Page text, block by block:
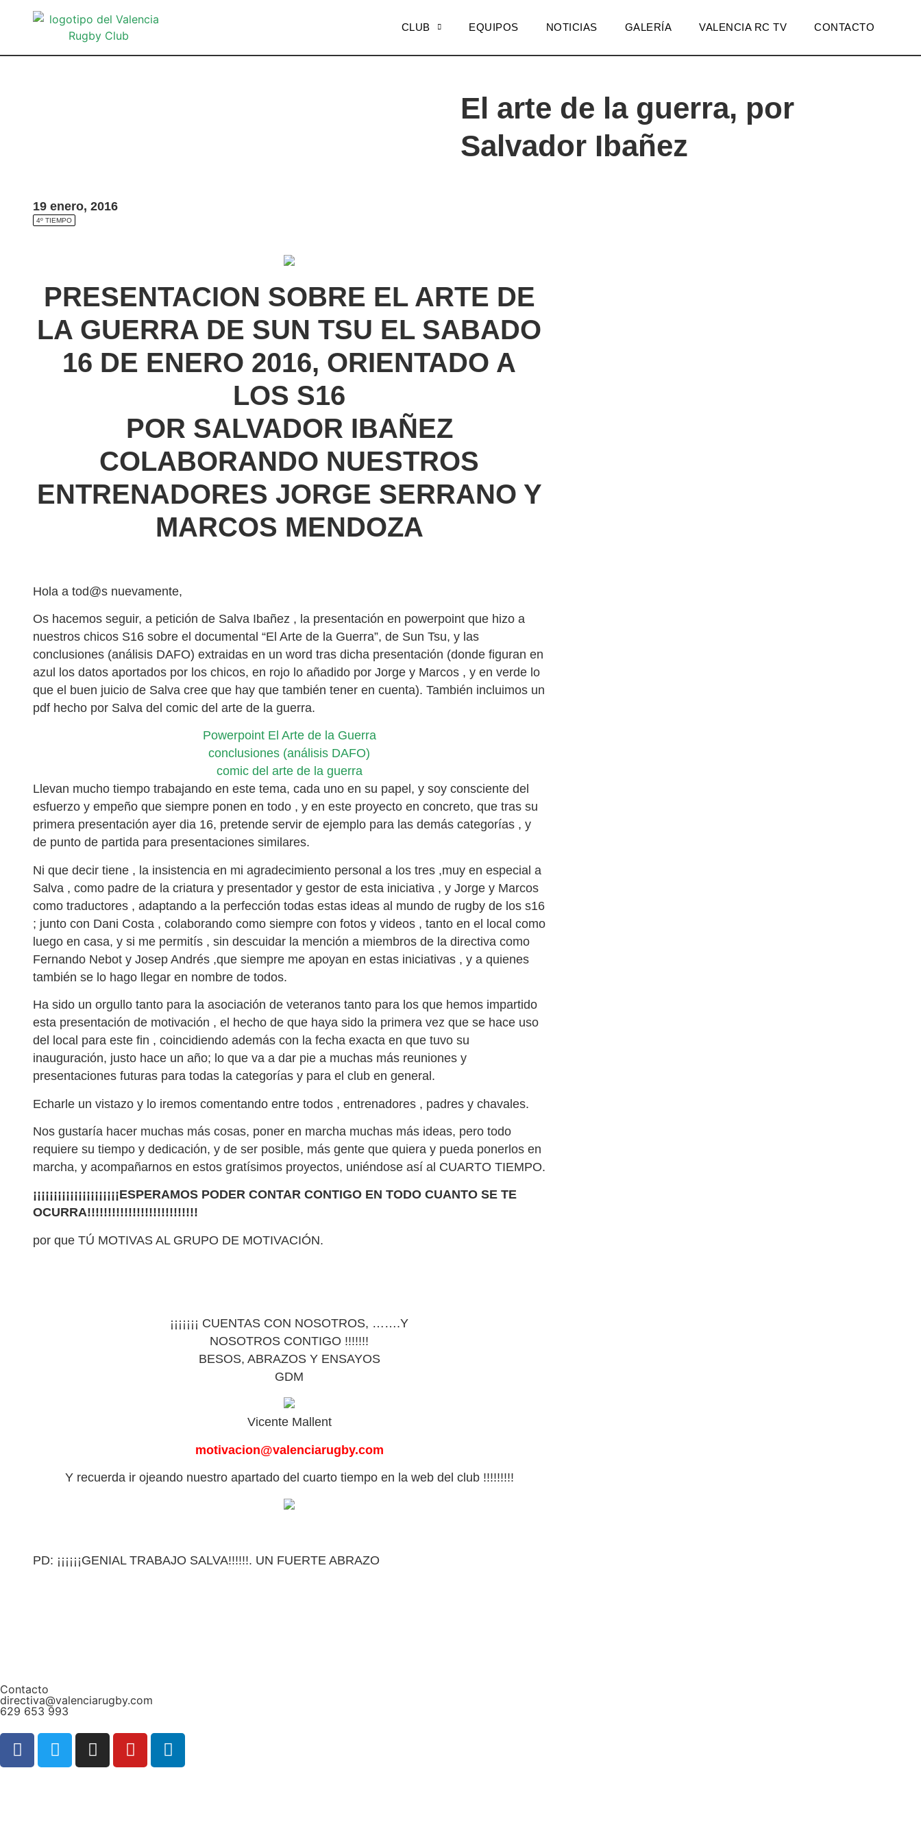
CLUB EQUIPOS NOTICIAS GALERÍA VALENCIA RC TV CONTACTO
El arte de la guerra, por
Salvador Ibañez
19 enero, 2016
4º TIEMPO
PRESENTACION SOBRE EL ARTE DE
LA GUERRA DE SUN TSU EL SABADO
16 DE ENERO 2016, ORIENTADO A
LOS S16
POR SALVADOR IBAÑEZ
COLABORANDO NUESTROS
ENTRENADORES JORGE SERRANO Y
MARCOS MENDOZA
Hola a tod@s nuevamente,
Os hacemos seguir, a petición de Salva Ibañez , la presentación en powerpoint que hizo a
nuestros chicos S16 sobre el documental “El Arte de la Guerra”, de Sun Tsu, y las
conclusiones (análisis DAFO) extraidas en un word tras dicha presentación (donde figuran en
azul los datos aportados por los chicos, en rojo lo añadido por Jorge y Marcos , y en verde lo
que el buen juicio de Salva cree que hay que también tener en cuenta). También incluimos un
pdf hecho por Salva del comic del arte de la guerra.
Powerpoint El Arte de la Guerra
conclusiones (análisis DAFO)
comic del arte de la guerra
Llevan mucho tiempo trabajando en este tema, cada uno en su papel, y soy consciente del
esfuerzo y empeño que siempre ponen en todo , y en este proyecto en concreto, que tras su
primera presentación ayer dia 16, pretende servir de ejemplo para las demás categorías , y
de punto de partida para presentaciones similares.
Ni que decir tiene , la insistencia en mi agradecimiento personal a los tres ,muy en especial a
Salva , como padre de la criatura y presentador y gestor de esta iniciativa , y Jorge y Marcos
como traductores , adaptando a la perfección todas estas ideas al mundo de rugby de los s16
; junto con Dani Costa , colaborando como siempre con fotos y videos , tanto en el local como
luego en casa, y si me permitís , sin descuidar la mención a miembros de la directiva como
Fernando Nebot y Josep Andrés ,que siempre me apoyan en estas iniciativas , y a quienes
también se lo hago llegar en nombre de todos.
Ha sido un orgullo tanto para la asociación de veteranos tanto para los que hemos impartido
esta presentación de motivación , el hecho de que haya sido la primera vez que se hace uso
del local para este fin , coincidiendo además con la fecha exacta en que tuvo su
inauguración, justo hace un año; lo que va a dar pie a muchas más reuniones y
presentaciones futuras para todas la categorías y para el club en general.
Echarle un vistazo y lo iremos comentando entre todos , entrenadores , padres y chavales.
Nos gustaría hacer muchas más cosas, poner en marcha muchas más ideas, pero todo
requiere su tiempo y dedicación, y de ser posible, más gente que quiera y pueda ponerlos en
marcha, y acompañarnos en estos gratísimos proyectos, uniéndose así al CUARTO TIEMPO.
¡¡¡¡¡¡¡¡¡¡¡¡¡¡¡¡¡¡¡¡¡ESPERAMOS PODER CONTAR CONTIGO EN TODO CUANTO SE TE
OCURRA!!!!!!!!!!!!!!!!!!!!!!!!!!!
por que TÚ MOTIVAS AL GRUPO DE MOTIVACIÓN.
¡¡¡¡¡¡¡ CUENTAS CON NOSOTROS, …….Y
NOSOTROS CONTIGO !!!!!!!
BESOS, ABRAZOS Y ENSAYOS
GDM
Vicente Mallent
motivacion@valenciarugby.com
Y recuerda ir ojeando nuestro apartado del cuarto tiempo en la web del club !!!!!!!!!
PD: ¡¡¡¡¡¡GENIAL TRABAJO SALVA!!!!!!. UN FUERTE ABRAZO
Contacto
directiva@valenciarugby.com
629 653 993